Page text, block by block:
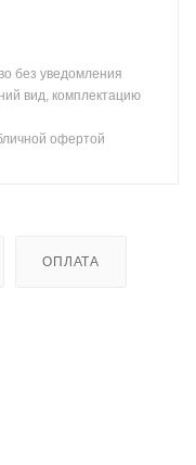
без уведомления
вид, комплектацию
офертой
ОПЛАТА